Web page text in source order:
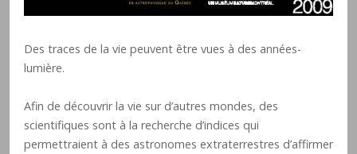
Des traces de la vie peuvent être vues à des années-
lumière.
Afin de découvrir la vie sur d’autres mondes, des
scientifiques sont à la recherche d’indices qui
permettraient à des astronomes extraterrestres d’affirmer